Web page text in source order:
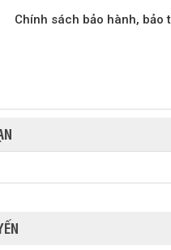
Chính sách bảo hành, bảo